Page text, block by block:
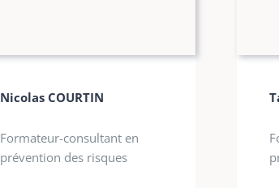
Nicolas COURTIN
Formateur-consultant en
prévention des risques